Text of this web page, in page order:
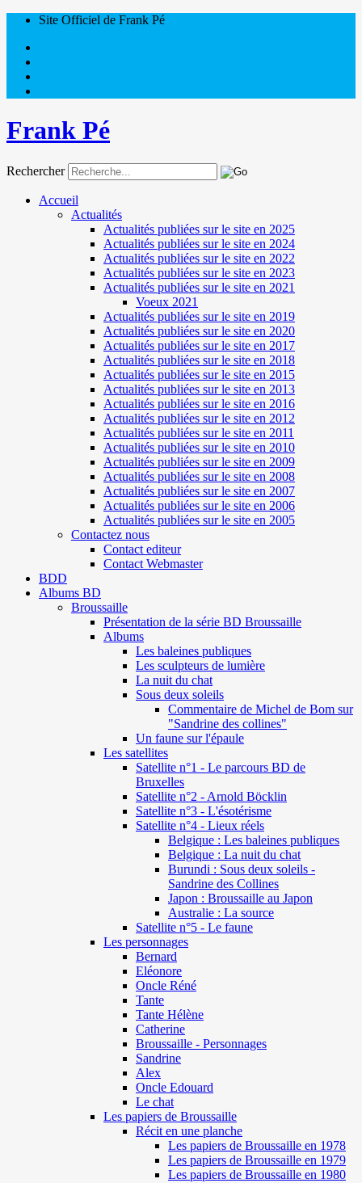
Site Officiel de Frank Pé
Frank Pé
Rechercher
Accueil
Actualités
Actualités publiées sur le site en 2025
Actualités publiées sur le site en 2024
Actualités publiées sur le site en 2022
Actualités publiées sur le site en 2023
Actualités publiées sur le site en 2021
Voeux 2021
Actualités publiées sur le site en 2019
Actualités publiées sur le site en 2020
Actualités publiées sur le site en 2017
Actualités publiées sur le site en 2018
Actualités publiées sur le site en 2015
Actualités publiées sur le site en 2013
Actualités publiées sur le site en 2016
Actualités publiées sur le site en 2012
Actualités publiées sur le site en 2011
Actualités publiées sur le site en 2010
Actualités publiées sur le site en 2009
Actualités publiées sur le site en 2008
Actualités publiées sur le site en 2007
Actualités publiées sur le site en 2006
Actualités publiées sur le site en 2005
Contactez nous
Contact editeur
Contact Webmaster
BDD
Albums BD
Broussaille
Présentation de la série BD Broussaille
Albums
Les baleines publiques
Les sculpteurs de lumière
La nuit du chat
Sous deux soleils
Commentaire de Michel de Bom sur
"Sandrine des collines"
Un faune sur l'épaule
Les satellites
Satellite n°1 - Le parcours BD de
Bruxelles
Satellite n°2 - Arnold Böcklin
Satellite n°3 - L'ésotérisme
Satellite n°4 - Lieux réels
Belgique : Les baleines publiques
Belgique : La nuit du chat
Burundi : Sous deux soleils -
Sandrine des Collines
Japon : Broussaille au Japon
Australie : La source
Satellite n°5 - Le faune
Les personnages
Bernard
Eléonore
Oncle Réné
Tante
Tante Hélène
Catherine
Broussaille - Personnages
Sandrine
Alex
Oncle Edouard
Le chat
Les papiers de Broussaille
Récit en une planche
Les papiers de Broussaille en 1978
Les papiers de Broussaille en 1979
Les papiers de Broussaille en 1980